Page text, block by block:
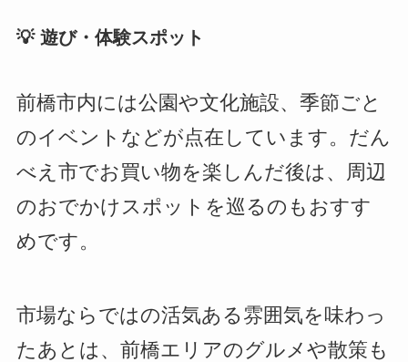
💡 遊び・体験スポット
前橋市内には公園や文化施設、季節ごと
のイベントなどが点在しています。だん
べえ市でお買い物を楽しんだ後は、周辺
のおでかけスポットを巡るのもおすす
めです。
市場ならではの活気ある雰囲気を味わっ
たあとは、前橋エリアのグルメや散策も